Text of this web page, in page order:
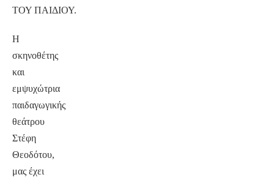
ΤΟΥ ΠΑΙΔΙΟΥ.
Η
σκηνοθέτης
και
εμψυχώτρια
παιδαγωγικής
θεάτρου
Στέφη
Θεοδότου,
μας έχει